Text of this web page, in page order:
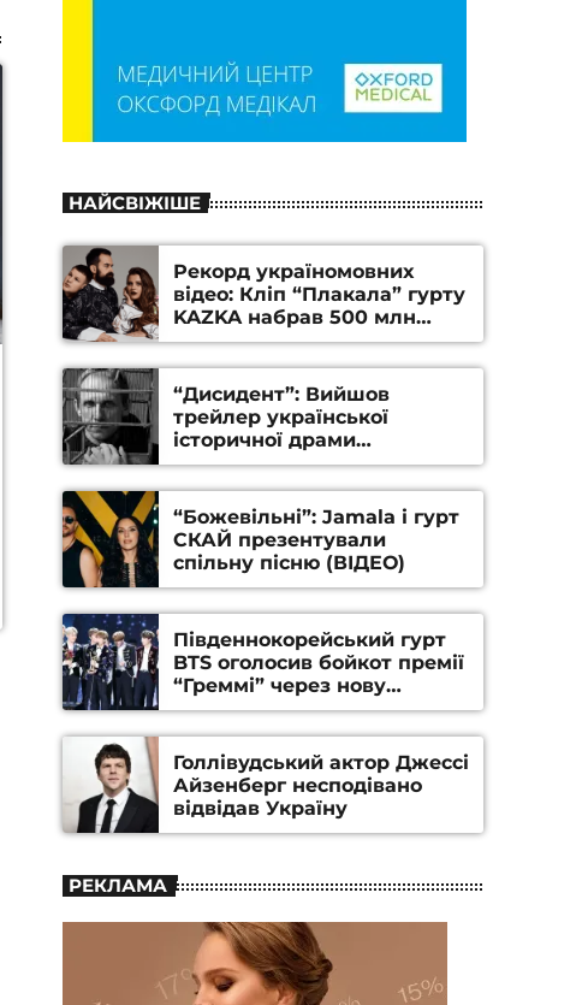
НАЙСВІЖІШЕ
Рекорд україномовних
відео: Кліп “Плакала” гурту
KAZKA набрав 500 млн
переглядів на YouTube
“Дисидент”: Вийшов
трейлер української
історичної драми
Станіслава Гуренка та
Андрія Алфьорова (ВІДЕО)
“Божевільні”: Jamala і гурт
СКАЙ презентували
спільну пісню (ВІДЕО)
Південнокорейський гурт
BTS оголосив бойкот премії
“Греммі” через нову
номінацію
Голлівудський актор Джессі
Айзенберг несподівано
відвідав Україну
РЕКЛАМА